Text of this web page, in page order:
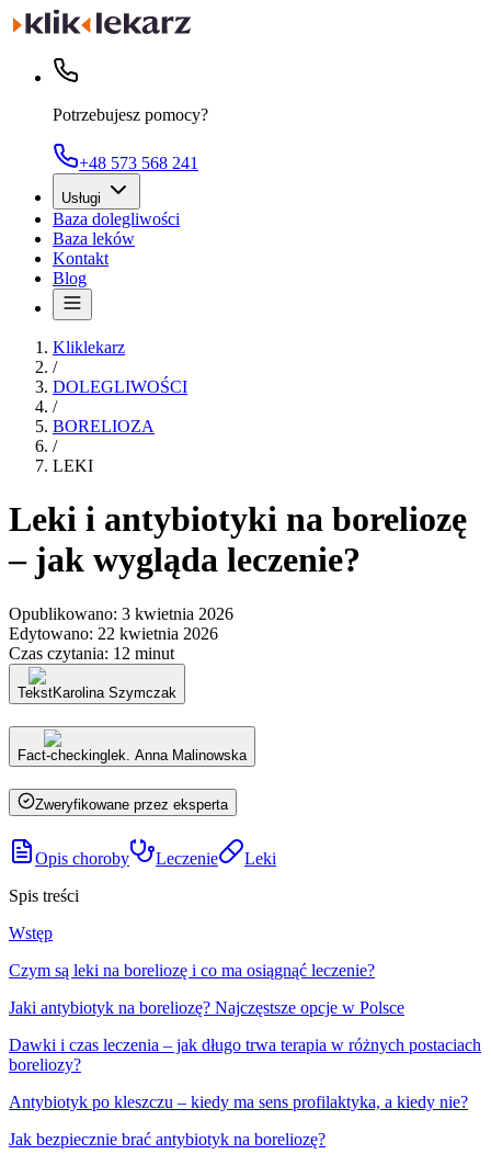
Potrzebujesz pomocy?
+48 573 568 241
Usługi
Baza dolegliwości
Baza leków
Kontakt
Blog
Kliklekarz
/
DOLEGLIWOŚCI
/
BORELIOZA
/
LEKI
Leki i antybiotyki na boreliozę
– jak wygląda leczenie?
Opublikowano: 3 kwietnia 2026
Edytowano: 22 kwietnia 2026
Czas czytania: 12 minut
TekstKarolina Szymczak
Fact-checking lek. Anna Malinowska
Zweryfikowane przez eksperta
Opis choroby Leczenie
Leki
Spis treści
Wstęp
Czym są leki na boreliozę i co ma osiągnąć leczenie?
Jaki antybiotyk na boreliozę? Najczęstsze opcje w Polsce
Dawki i czas leczenia – jak długo trwa terapia w różnych postaciach
boreliozy?
Antybiotyk po kleszczu – kiedy ma sens profilaktyka, a kiedy nie?
Jak bezpiecznie brać antybiotyk na boreliozę?